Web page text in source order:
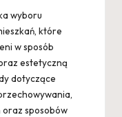
wyboru
które
w sposób
estetyczną
dotyczące
sposobów